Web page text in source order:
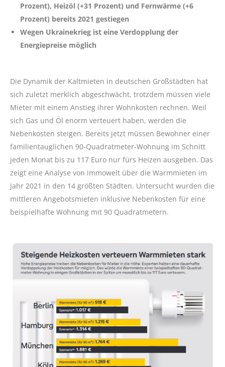
Prozent), Heizöl (+31 Prozent) und Fernwärme (+6
Prozent) bereits 2021 gestiegen
Wegen Ukrainekrieg ist eine Verdopplung der
Energiepreise möglich
Die Dynamik der Kaltmieten in deutschen Großstädten hat
sich zuletzt merklich abgeschwächt, trotzdem müssen viele
Mieter mit einem Anstieg ihrer Wohnkosten rechnen. Weil
sich Gas und Öl enorm verteuert haben, werden die
Nebenkosten steigen. Bereits jetzt müssen Bewohner einer
familientauglichen 90-Quadratmeter-Wohnung im Schnitt
jeden Monat bis zu 117 Euro nur fürs Heizen ausgeben. Das
zeigt eine Analyse von immowelt über die Warmmieten im
Jahr 2021 in den 14 größten Städten. Untersucht wurden die
mittleren Angebotsmieten inklusive Nebenkosten für eine
beispielhafte Wohnung mit 90 Quadratmetern.